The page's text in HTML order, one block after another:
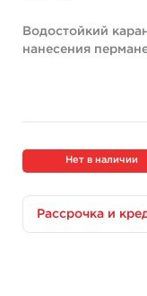
Водостойкий
нанесения
Нет в наличии
Рассрочка и